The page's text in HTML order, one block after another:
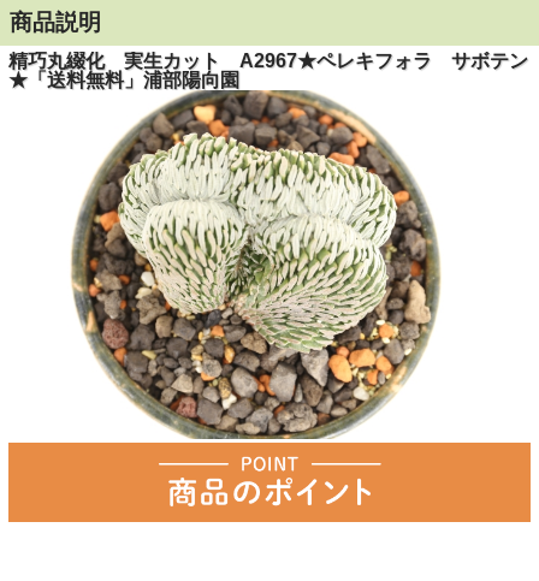
商品説明
精巧丸綴化 実生カット A2967★ペレキフォラ サボテン
★「送料無料」浦部陽向園